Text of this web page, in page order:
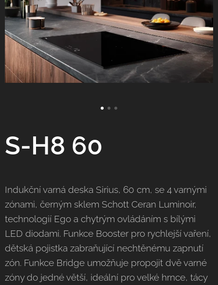
S-H8 60
Indukční varná deska Sirius, 60 cm, se 4 varnými
zónami, černým sklem Schott Ceran Luminoir,
technologií Ego a chytrým ovládáním s bílými
LED diodami. Funkce Booster pro rychlejší vaření,
dětská pojistka zabraňující nechtěnému zapnutí
zón. Funkce Bridge umožňuje propojit dvě varné
zóny do jedné větší, ideální pro velké hrnce, tácy